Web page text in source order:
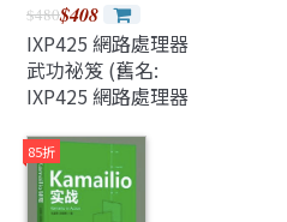
$480$408
IXP425 網路處理器
武功祕笈 (舊名:
IXP425 網路處理器
85折